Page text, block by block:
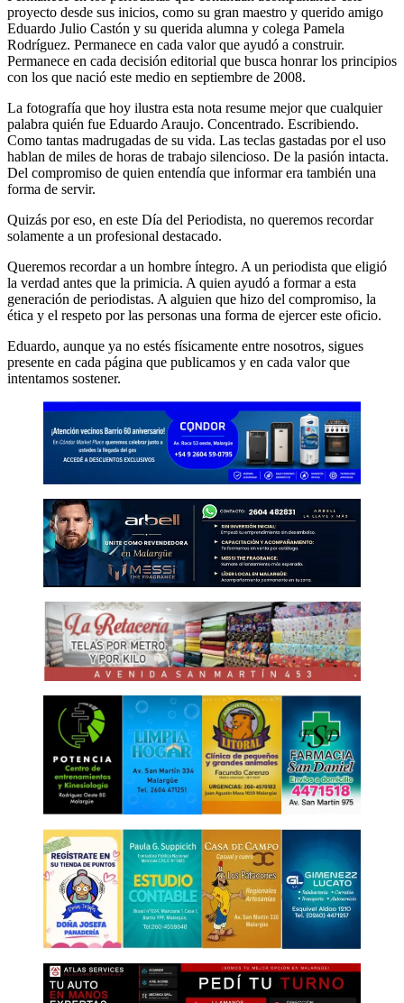
proyecto desde sus inicios, como su gran maestro y querido amigo
Eduardo Julio Castón y su querida alumna y colega Pamela
Rodríguez. Permanece en cada valor que ayudó a construir.
Permanece en cada decisión editorial que busca honrar los principios
con los que nació este medio en septiembre de 2008.
La fotografía que hoy ilustra esta nota resume mejor que cualquier
palabra quién fue Eduardo Araujo. Concentrado. Escribiendo.
Como tantas madrugadas de su vida. Las teclas gastadas por el uso
hablan de miles de horas de trabajo silencioso. De la pasión intacta.
Del compromiso de quien entendía que informar era también una
forma de servir.
Quizás por eso, en este Día del Periodista, no queremos recordar
solamente a un profesional destacado.
Queremos recordar a un hombre íntegro. A un periodista que eligió
la verdad antes que la primicia. A quien ayudó a formar a esta
generación de periodistas. A alguien que hizo del compromiso, la
ética y el respeto por las personas una forma de ejercer este oficio.
Eduardo, aunque ya no estés físicamente entre nosotros, sigues
presente en cada página que publicamos y en cada valor que
intentamos sostener.